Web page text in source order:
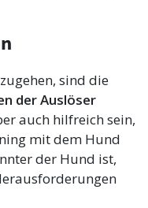
sind die
der Auslöser
auch hilfreich sein,
mit dem Hund
der Hund ist,